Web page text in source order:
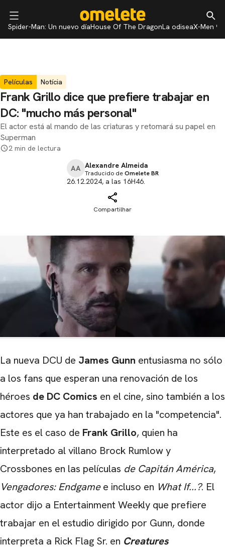
Spider-Man: Un nuevo díaHouse Of The DragonLa odiseaX-Men 97
Películas Notícia
Frank Grillo dice que prefiere trabajar en
DC: "mucho más personal"
El actor está al mando de las criaturas y retomará su papel en
Superman
2 min de lectura
AA Alexandre Almeida
Traducido deOmelete BR
26.12.2024, a las 16H46.
Compartilhar
La nueva DCU de James Gunn entusiasma no sólo
a los fans que esperan una renovación de los
héroes de DC Comics en el cine, sino también a los
actores que ya han trabajado en la "competencia".
Este es el caso de Frank Grillo, quien ha
interpretado al villano Brock Rumlow y
Crossbones en las películas de Capitán América,
Vengadores: Endgamee incluso en What If...?. El
actor dijo a Entertainment Weekly que prefiere
trabajar en el estudio dirigido por Gunn, donde
interpreta a Rick Flag Sr. en Creatures